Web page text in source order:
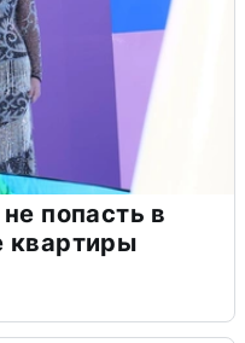
попасть в
квартиры